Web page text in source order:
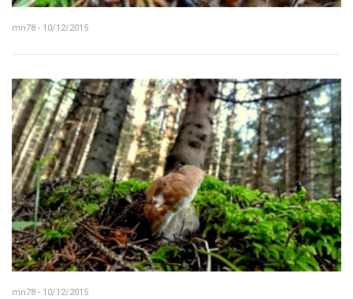
mn78 - 10/12/2015
mn78 - 10/12/2015